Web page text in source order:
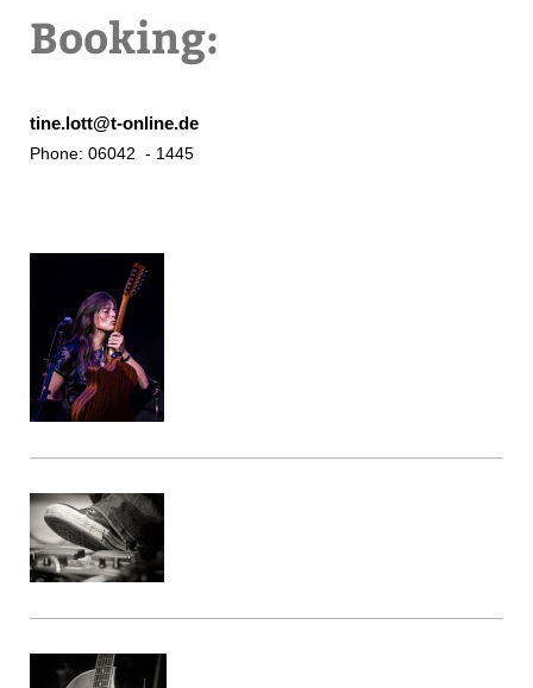
Booking:
tine.lott@t-online.de
Phone: 06042 - 1445